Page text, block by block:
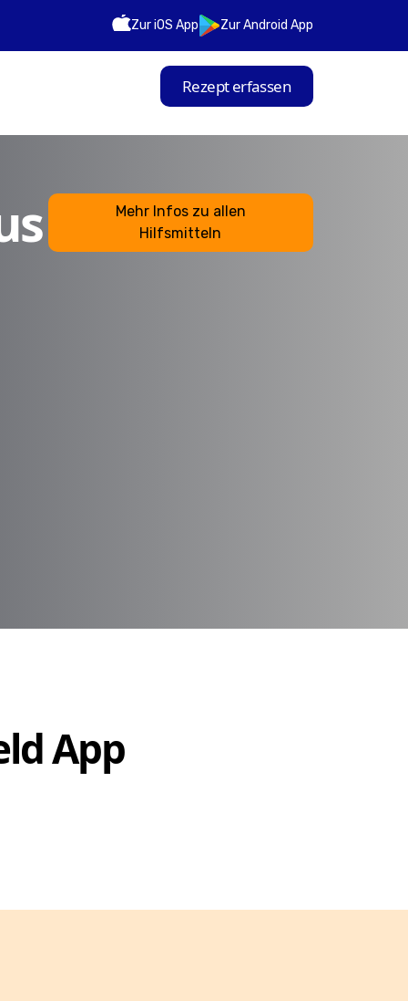
Zur iOS App Zur Android App
Rezept erfassen
Mehr Infos zu allen
Hilfsmitteln
App